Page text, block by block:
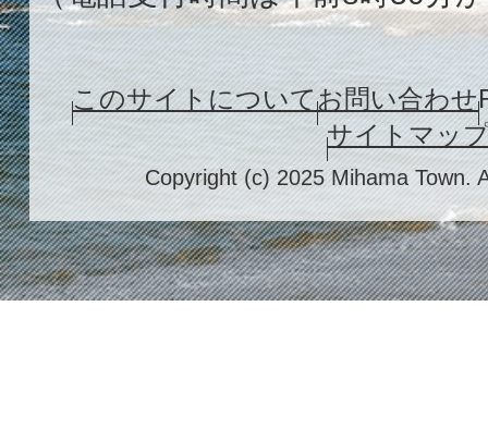
このサイトについてお問い合わせ
サイトマッ
Copyright (c) 2025 Mihama Town.